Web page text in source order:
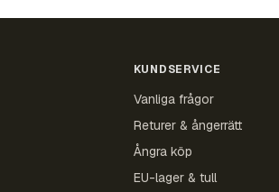
KUNDSERVICE
Vanliga frågor
Returer & ångerrätt
Ångra köp
EU-lager & tull